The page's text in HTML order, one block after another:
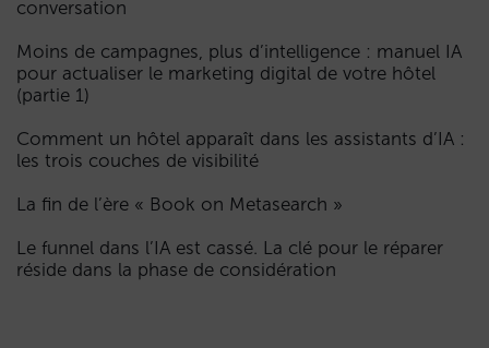
conversation
Moins de campagnes, plus d’intelligence : manuel IA
pour actualiser le marketing digital de votre hôtel
(partie 1)
Comment un hôtel apparaît dans les assistants d’IA :
les trois couches de visibilité
La fin de l’ère « Book on Metasearch »
Le funnel dans l’IA est cassé. La clé pour le réparer
réside dans la phase de considération